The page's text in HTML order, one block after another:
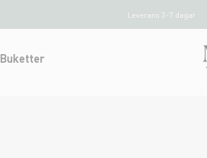
Leverans 3-7 dagar
Buketter